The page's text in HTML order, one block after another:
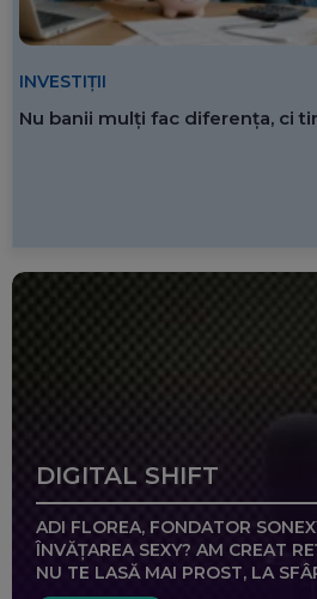
INVESTIȚII
Nu banii mulți fac diferența, ci
DIGITAL SHIFT
ADI FLOREA, FONDATOR
ÎNVĂȚAREA SEXY? AM CREAT
NU TE LASĂ MAI PROST, LA